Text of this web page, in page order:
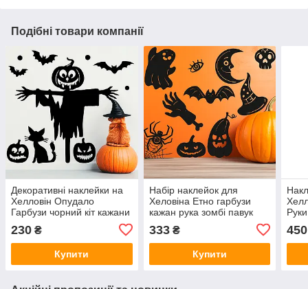
Подібні товари компанії
Декоративні наклейки на
Хелловін Опудало
Гарбузи чорний кіт кажани
чорний матовий
230 ₴
Купити
Набір наклейок для
Хеловіна Етно гарбузи
кажан рука зомбі павук
чорний матовий
333₴
Купити
М
450